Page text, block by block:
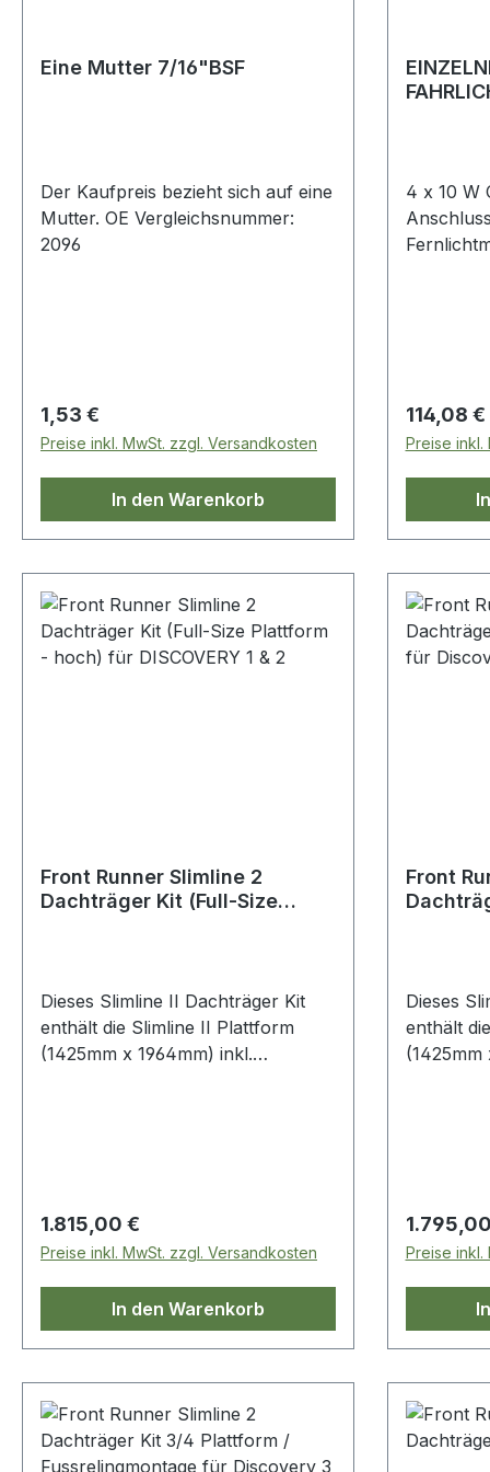
Eine Mutter 7/16"BSF
Der Kaufpreis bezieht sich auf eine
Mutter. OE Vergleichsnummer:
2096
Regulärer Preis:
1,53 €
Preise inkl. MwSt. zzgl. Versandkosten
In den Warenkorb
4 x 10 W
Roh –
Lms >
55 x 100
als
R112 /
Regulärer
114,08 €
Preise inkl.
Front Runner Slimline 2
Dachträger Kit (Full-Size
Dieses Slimline II Dachträger Kit
enthält die Slimline II Plattform
(1425mm x 1964mm) inkl.
zwischen Fahrzeugdach und
Dachträger, um z.B. Unterbau-
Ablageschienen oder andere
Accessoires zu montieren.
Regulärer Preis:
1.815,00 €
Preise inkl. MwSt. zzgl. Versandkosten
In den Warenkorb
Front
Dieses
enthält
(1425mm
Regulärer
Preise inkl.